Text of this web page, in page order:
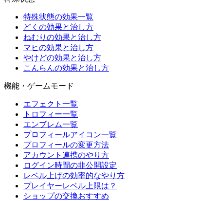
特殊状態の効果一覧
どくの効果と治し方
ねむりの効果と治し方
マヒの効果と治し方
やけどの効果と治し方
こんらんの効果と治し方
機能・ゲームモード
エフェクト一覧
トロフィー一覧
エンブレム一覧
プロフィールアイコン一覧
プロフィールの変更方法
アカウント連携のやり方
ログイン時間の非公開設定
レベル上げの効率的なやり方
プレイヤーレベル上限は？
ショップの交換おすすめ